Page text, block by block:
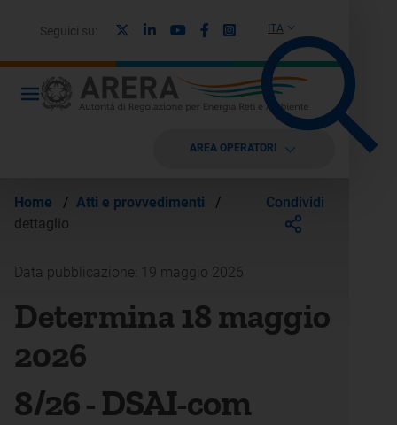
ITA
Seguici su: LinkedinYoutubeFacebook
Instagram
AREA OPERATORI
Home / Atti e provvedimenti
/
dettaglio
Condividi
Data pubblicazione: 19 maggio 2026
Determina 18 maggio
2026
8/26 - DSAI-com